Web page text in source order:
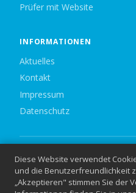
Prüfer mit Website
INFORMATIONEN
Aktuelles
Kontakt
Impressum
Datenschutz
Diese Website verwendet
und die Benutzerfreundlichkeit
„Akzeptieren" stimmen Sie der